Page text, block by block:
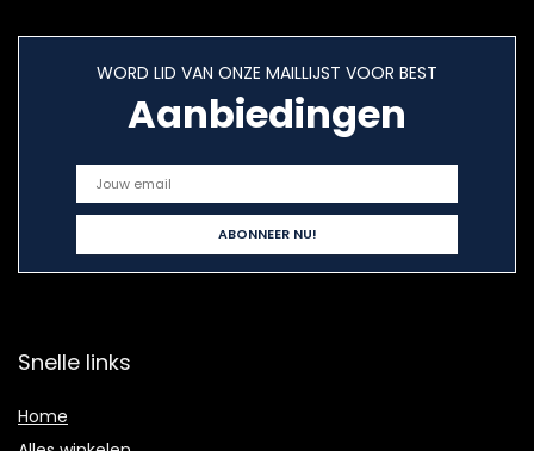
WORD LID VAN ONZE MAILLIJST VOOR BEST
Aanbiedingen
Snelle links
Home